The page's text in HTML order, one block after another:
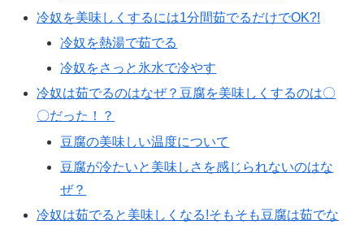
冷奴を美味しくするには1分間茹でるだけでOK?!
冷奴を熱湯で茹でる
冷奴をさっと氷水で冷やす
冷奴は茹でるのはなぜ？豆腐を美味しくするのは〇
〇だった！？
豆腐の美味しい温度について
豆腐が冷たいと美味しさを感じられないのはな
ぜ？
冷奴は茹でると美味しくなる!そもそも豆腐は茹でな